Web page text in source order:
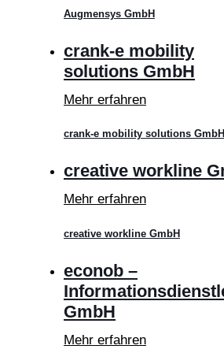
Augmensys GmbH
crank-e mobility
solutions GmbH
Mehr erfahren
crank-e mobility solutions GmbH
creative workline
Mehr erfahren
creative workline GmbH
econob –
GmbH
Mehr erfahren